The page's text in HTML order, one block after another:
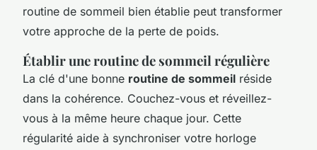
routine de sommeil bien établie peut transformer
votre approche de la perte de poids.
Établir une routine de sommeil régulière
La clé d'une bonne routine de sommeil réside
dans la cohérence. Couchez-vous et réveillez-
vous à la même heure chaque jour. Cette
régularité aide à synchroniser votre horloge